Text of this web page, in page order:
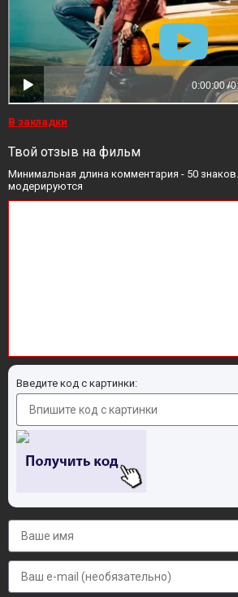
В закладки
Твой отзыв на фильм
Минимальная длина комментария - 50
модерируются
Введите код с картинки: